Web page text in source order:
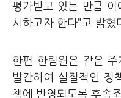
평가받고 있는 만큼 이
시하고자 한다”고 밝혔
한편 한림원은 같은 주
발간하여 실질적인 정
책에 반영되도록 후속